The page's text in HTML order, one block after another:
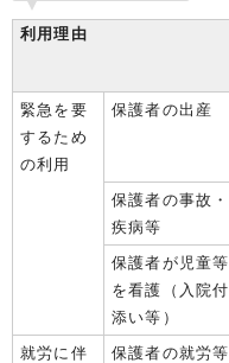
利用理由
緊急を要
するため
の利用
保護者の出産
保護者の事故・
疾病等
保護者が児童等
を看護（入院付
添い等）
就労に伴
保護者の就労等